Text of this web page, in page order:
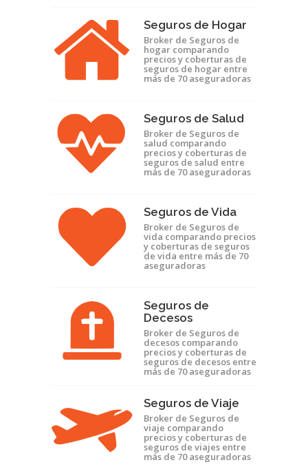
Seguros de Hogar
Broker de Seguros de
hogar comparando
precios y coberturas de
seguros de hogar entre
más de 70 aseguradoras
Seguros de Salud
Broker de Seguros de
salud comparando
precios y coberturas de
seguros de salud entre
más de 70 aseguradoras
Seguros de Vida
Broker de Seguros de
vida comparando precios
y coberturas de seguros
de vida entre más de 70
aseguradoras
Seguros de
Decesos
Broker de Seguros de
decesos comparando
precios y coberturas de
seguros de decesos entre
más de 70 aseguradoras
Seguros de Viaje
Broker de Seguros de
viaje comparando
precios y coberturas de
seguros de viajes entre
más de 70 aseguradoras